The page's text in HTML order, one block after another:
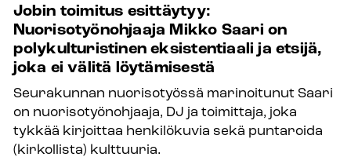
Jobin toimitus esittäytyy:
Nuorisotyönohjaaja Mikko Saari on
polykulturistinen eksistentiaali ja etsijä,
joka ei välitä löytämisestä
Seurakunnan nuorisotyössä marinoitunut Saari
on nuorisotyönohjaaja, DJ ja toimittaja, joka
tykkää kirjoittaa henkilökuvia sekä puntaroida
(kirkollista) kulttuuria.